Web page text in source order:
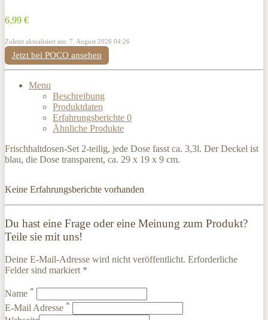
6,99 €
Zuletzt aktualisiert am: 7. August 2026 04:26
Jetzt bei POCO ansehen
Menu
Beschreibung
Produktdaten
Erfahrungsberichte 0
Ähnliche Produkte
Frischhaltdosen-Set 2-teilig, jede Dose fasst ca. 3,3l. Der Deckel ist
blau, die Dose transparent, ca. 29 x 19 x 9 cm.
Keine Erfahrungsberichte vorhanden
Du hast eine Frage oder eine Meinung zum Produkt?
Teile sie mit uns!
Deine E-Mail-Adresse wird nicht veröffentlicht. Erforderliche
Felder sind markiert *
Name *
E-Mail Adresse *